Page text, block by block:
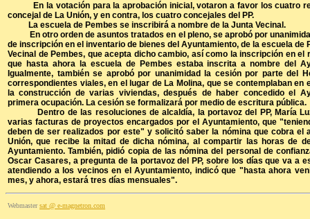
En la votación para la aprobación inicial, votaron a favor los cuatro
concejal de La Unión, y en contra, los cuatro concejales del PP.
La escuela de Pembes se inscribirá a nombre de la Junta Vecinal.
En otro orden de asuntos tratados en el pleno, se aprobó por
de inscripción en el inventario de bienes del Ayuntamiento, de la escuela de
Vecinal de Pembes, que acepta dicho cambio, así como la inscripción en el
que hasta ahora la escuela de Pembes estaba inscrita a nombre del
Igualmente, también se aprobó por unanimidad la cesión por parte del
correspondientes viales, en el lugar de La Molina, que se contemplaban en
la construcción de varias viviendas, después de haber concedido el
primera ocupación. La cesión se formalizará por medio de escritura pública.
Dentro de las resoluciones de alcaldía, la portavoz del PP, María
varias facturas de proyectos encargados por el Ayuntamiento, que
deben de ser realizados por este" y solicitó saber la nómina que cobra el
Unión, que recibe la mitad de dicha nómina, al compartir las horas de
Ayuntamiento. También, pidió copia de las nómina del personal de
Oscar Casares, a pregunta de la portavoz del PP, sobre los días que va a
atendiendo a los vecinos en el Ayuntamiento, indicó que "hasta ahora
mes, y ahora, estará tres días mensuales".
Webmaster sat @ e-magnetron.com